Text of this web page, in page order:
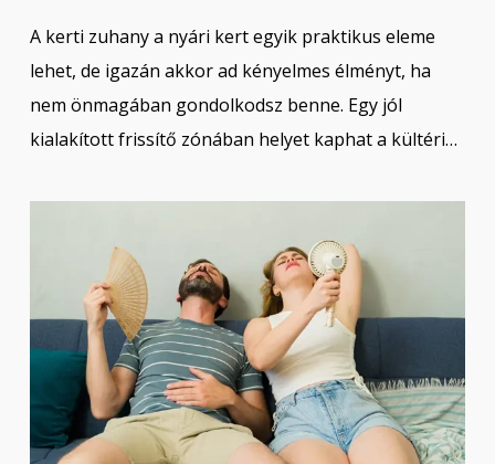
A kerti zuhany a nyári kert egyik praktikus eleme
lehet, de igazán akkor ad kényelmes élményt, ha
nem önmagában gondolkodsz benne. Egy jól
kialakított frissítő zónában helyet kaphat a kültéri…